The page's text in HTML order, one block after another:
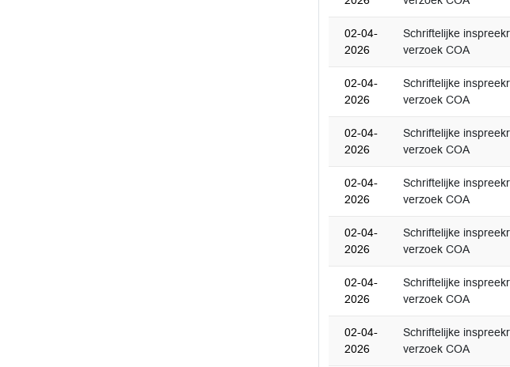
02-04-
2026
Schriftelijke
verzoek COA
02-04-
2026
Schriftelijke
verzoek COA
02-04-
2026
Schriftelijke
verzoek COA
02-04-
2026
Schriftelijke
verzoek COA
02-04-
2026
Schriftelijke
verzoek COA
02-04-
2026
Schriftelijke
verzoek COA
02-04-
2026
Schriftelijke
verzoek COA